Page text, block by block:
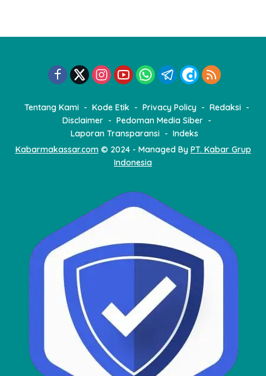
Tentang Kami Kode Etik Privacy Policy
Redaksi
Disclaimer
Pedoman Media Siber
Laporan Transparansi
Indeks
Kabarmakassar.com© 2024 - Managed By PT. Kabar Grup
Indonesia